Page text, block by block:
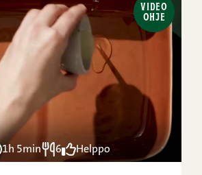
VIDEO
OHJE
1h 5min 6 Helppo